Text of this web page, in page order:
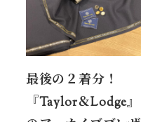
最後の２着分！
『Taylor＆Lodge』